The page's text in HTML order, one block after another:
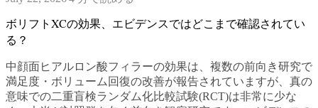
ボリフトXCの効果、エビデンスではどこまで確認されてい
る？
中顔面ヒアルロン酸フィラーの効果は、複数の前向き研究で
満足度・ボリューム回復の改善が報告されていますが、真の
意味での二重盲検ランダム化比較試験(RCT)は非常に少な